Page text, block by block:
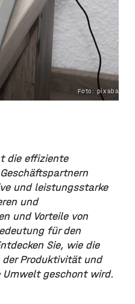
Foto: pixabay.com
die effiziente
und leistungsstarke
und
und Vorteile von
für den
Sie, wie die
Produktivität und
Umwelt geschont wird.